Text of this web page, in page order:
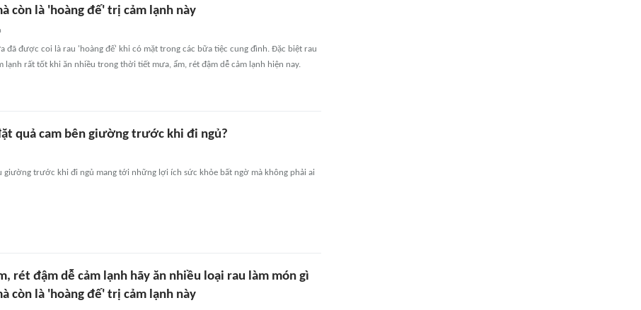
còn là 'hoàng đế' trị cảm lạnh này
đã được coi là rau 'hoàng đế' khi có mặt trong các bữa tiệc cung đình. Đặc biệt rau
lạnh rất tốt khi ăn nhiều trong thời tiết mưa, ẩm, rét đậm dễ cảm lạnh hiện nay.
quả cam bên giường trước khi đi ngủ?
giường trước khi đi ngủ mang tới những lợi ích sức khỏe bất ngờ mà không phải ai
rét đậm dễ cảm lạnh hãy ăn nhiều loại rau làm món gì
còn là 'hoàng đế' trị cảm lạnh này